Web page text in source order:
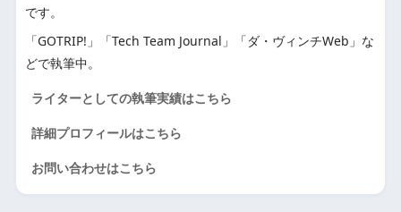
です。
「GOTRIP!」「Tech Team Journal」「ダ・ヴィンチWeb」な
どで執筆中。
ライターとしての執筆実績はこちら
詳細プロフィールはこちら
お問い合わせはこちら